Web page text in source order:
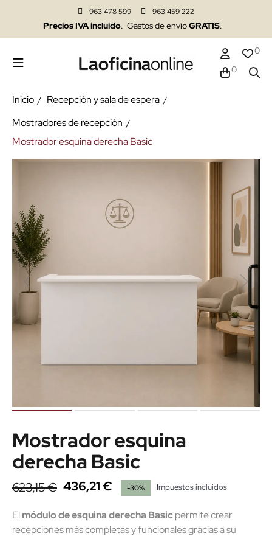
963 478 599 963 459 222
Precios IVA incluido. Gastos de envíoGRATIS.
0
0
Inicio
Recepción y sala de espera
Mostradores de recepción
Mostrador esquina derecha Basic
Mostrador esquina
derecha Basic